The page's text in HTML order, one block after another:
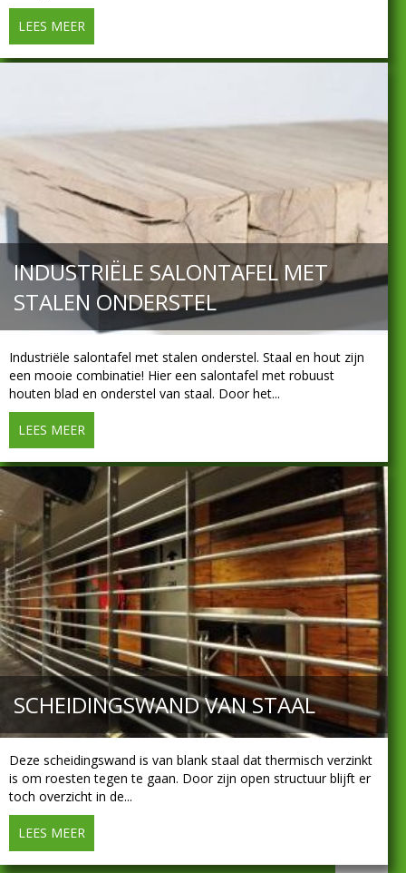
LEES MEER
INDUSTRIËLE SALONTAFEL MET
STALEN ONDERSTEL
Industriële salontafel met stalen onderstel. Staal en hout zijn
een mooie combinatie! Hier een salontafel met robuust
houten blad en onderstel van staal. Door het...
LEES MEER
SCHEIDINGSWAND VAN STAAL
Deze scheidingswand is van blank staal dat thermisch verzinkt
is om roesten tegen te gaan. Door zijn open structuur blijft er
toch overzicht in de...
LEES MEER